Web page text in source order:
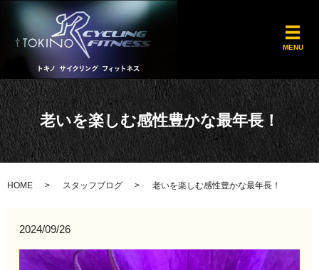
MENU
老いを楽しむ感性豊かな最年長！
HOME スタッフブログ 老いを楽しむ感性豊かな最年長！
2024/09/26